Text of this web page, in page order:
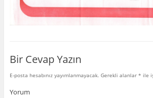
Bir Cevap Yazın
E-posta hesabınız yayımlanmayacak. Gerekli alanlar * ile
Yorum